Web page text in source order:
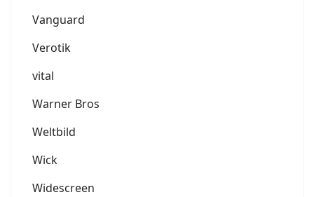
Vanguard
Verotik
vital
Warner Bros
Weltbild
Wick
Widescreen